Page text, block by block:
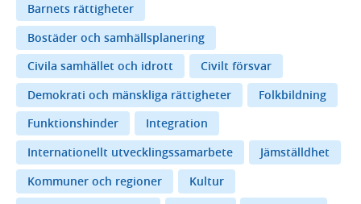
Barnets rättigheter
Bostäder och samhällsplanering
Civila samhället och idrott
Civilt försvar
Demokrati och mänskliga rättigheter
Folkbildning
Funktionshinder
Integration
Internationellt utvecklingssamarbete
Jämställdhet
Kommuner och regioner
Kultur